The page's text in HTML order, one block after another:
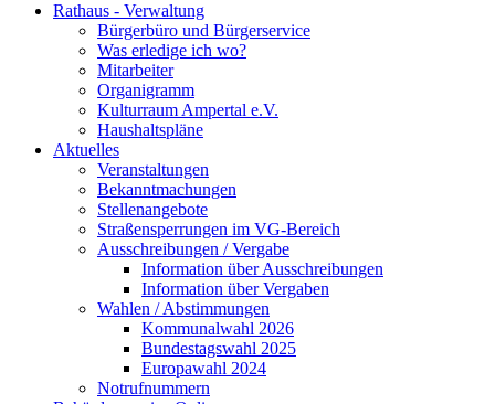
Rathaus - Verwaltung
Bürgerbüro und Bürgerservice
Was erledige ich wo?
Mitarbeiter
Organigramm
Kulturraum Ampertal e.V.
Haushaltspläne
Aktuelles
Veranstaltungen
Bekanntmachungen
Stellenangebote
Straßensperrungen im VG-Bereich
Ausschreibungen / Vergabe
Information über Ausschreibungen
Information über Vergaben
Wahlen / Abstimmungen
Kommunalwahl 2026
Bundestagswahl 2025
Europawahl 2024
Notrufnummern